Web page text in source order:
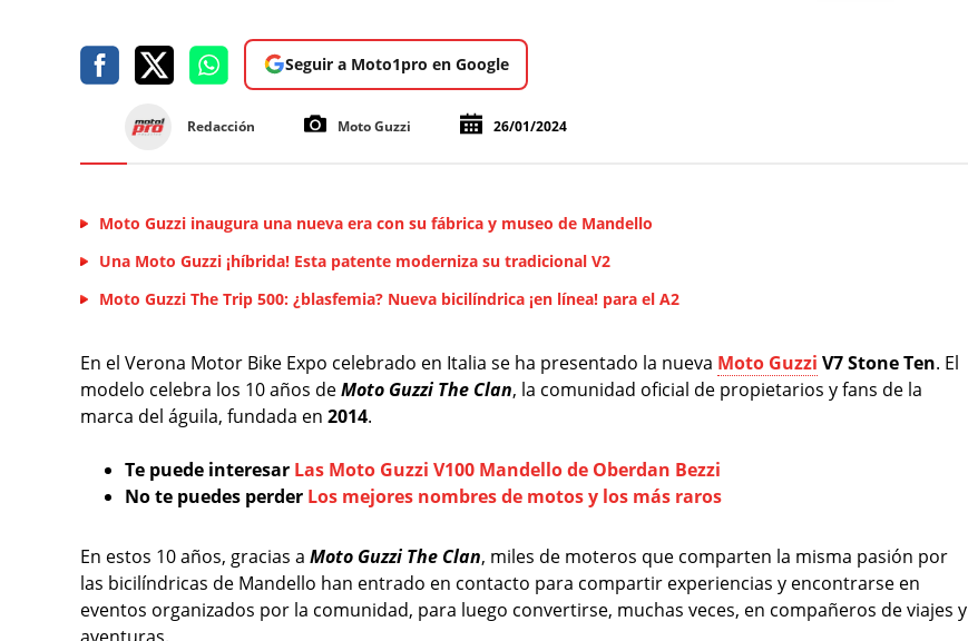
Seguir a Moto1pro en Google
Redacción Moto Guzzi 26/01/2024
Moto Guzzi inaugura una nueva era con su fábrica y museo de Mandello
Una Moto Guzzi ¡híbrida! Esta patente moderniza su tradicional V2
Moto Guzzi The Trip 500: ¿blasfemia? Nueva bicilíndrica ¡en línea! para el A2
En el Verona Motor Bike Expo celebrado en Italia se ha presentado la nueva Moto Guzzi V7 Stone Ten. El
modelo celebra los 10 años deMoto Guzzi The Clan, la comunidad oficial de propietarios y fans de la
marca del águila, fundada en 2014.
Te puede interesar Las Moto Guzzi V100 Mandello de Oberdan Bezzi
No te puedes perder Los mejores nombres de motos y los más raros
En estos 10 años, gracias a Moto Guzzi The Clan, miles de moteros que comparten la misma pasión por
las bicilíndricas de Mandello han entrado en contacto para compartir experiencias y encontrarse en
eventos organizados por la comunidad, para luego convertirse, muchas veces, en compañeros de viajes y